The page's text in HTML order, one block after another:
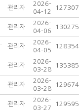
관리자
2026-
04-12
127307
관리자
2026-
04-06
130275
관리자
2026-
04-05
128354
관리자
2026-
03-28
135385
관리자
2026-
03-28
129674
관리자
2026-
03-27
129595